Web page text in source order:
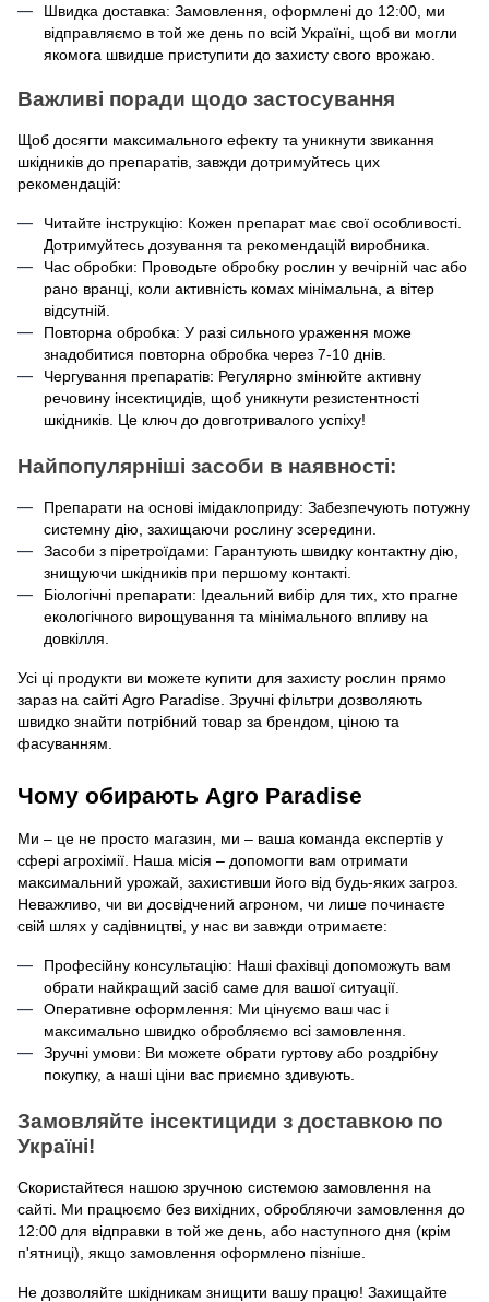
Швидка доставка: Замовлення, оформлені до 12:00, ми
відправляємо в той же день по всій Україні, щоб ви могли
якомога швидше приступити до захисту свого врожаю.
Важливі поради щодо застосування
Щоб досягти максимального ефекту та уникнути звикання
шкідників до препаратів, завжди дотримуйтесь цих
рекомендацій:
Читайте інструкцію: Кожен препарат має свої особливості.
Дотримуйтесь дозування та рекомендацій виробника.
Час обробки: Проводьте обробку рослин у вечірній час або
рано вранці, коли активність комах мінімальна, а вітер
відсутній.
Повторна обробка: У разі сильного ураження може
знадобитися повторна обробка через 7-10 днів.
Чергування препаратів: Регулярно змінюйте активну
речовину інсектицидів, щоб уникнути резистентності
шкідників. Це ключ до довготривалого успіху!
Найпопулярніші засоби в наявності:
Препарати на основі імідаклоприду: Забезпечують потужну
системну дію, захищаючи рослину зсередини.
Засоби з піретроїдами: Гарантують швидку контактну дію,
знищуючи шкідників при першому контакті.
Біологічні препарати: Ідеальний вибір для тих, хто прагне
екологічного вирощування та мінімального впливу на
довкілля.
Усі ці продукти ви можете купити для захисту рослин прямо
зараз на сайті Agro Paradise. Зручні фільтри дозволяють
швидко знайти потрібний товар за брендом, ціною та
фасуванням.
Чому обирають Agro Paradise
Ми – це не просто магазин, ми – ваша команда експертів у
сфері агрохімії. Наша місія – допомогти вам отримати
максимальний урожай, захистивши його від будь-яких загроз.
Неважливо, чи ви досвідчений агроном, чи лише починаєте
свій шлях у садівництві, у нас ви завжди отримаєте:
Професійну консультацію: Наші фахівці допоможуть вам
обрати найкращий засіб саме для вашої ситуації.
Оперативне оформлення: Ми цінуємо ваш час і
максимально швидко обробляємо всі замовлення.
Зручні умови: Ви можете обрати гуртову або роздрібну
покупку, а наші ціни вас приємно здивують.
Замовляйте інсектициди з доставкою по
Україні!
Скористайтеся нашою зручною системою замовлення на
сайті. Ми працюємо без вихідних, обробляючи замовлення до
12:00 для відправки в той же день, або наступного дня (крім
п'ятниці), якщо замовлення оформлено пізніше.
Не дозволяйте шкідникам знищити вашу працю! Захищайте